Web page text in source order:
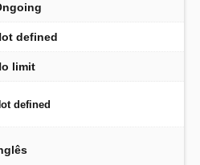
defined
limit
defined